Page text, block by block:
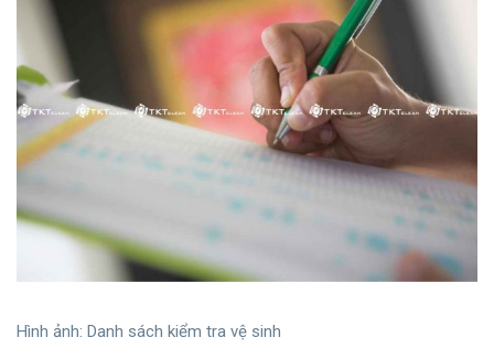
Hình ảnh: Danh sách kiểm tra vệ sinh